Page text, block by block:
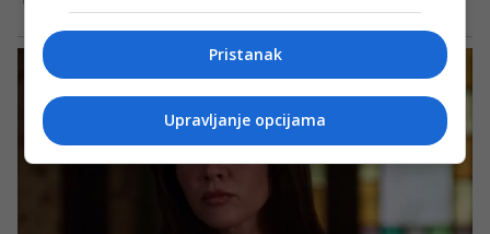
Pristanak
Upravljanje opcijama